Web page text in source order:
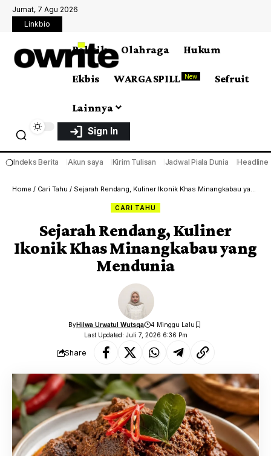
Jumat, 7 Agu 2026
Linkbio
Politik Olahraga Hukum
Ekbis WARGA SPILL New Sefruit
Lainnya
Sign In
❍Indeks Berita Akun saya Kirim Tulisan Jadwal Piala Dunia Headline
Home / Cari Tahu / Sejarah Rendang, Kuliner Ikonik Khas Minangkabau yang Mendunia
CARI TAHU
Sejarah Rendang, Kuliner
Ikonik Khas Minangkabau yang
Mendunia
Last Updated: Juli 7, 2026 6:36 Pm
ByHilwa Urwatul Wutsqa 4 Minggu Lalu
Share